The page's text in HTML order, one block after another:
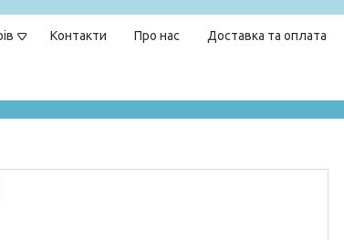
Контакти Про нас Доставка та оплата